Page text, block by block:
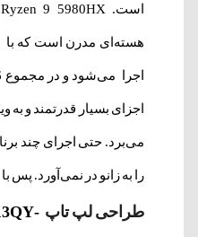
اجرا می‌شود و در مجموع 16 رشته دارد.
می‌برد. حتی اجرای چند
را به زانو در نمی‌آورد. پس با
طراحی لپ‌ تاپ